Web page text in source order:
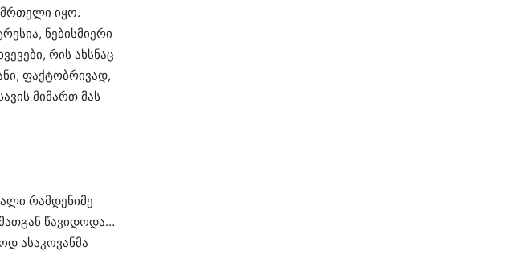
იყო.
ნებისმიერი
რის ახსნაც
ფაქტობრივად,
მიმართ მას
რამდენიმე
წავიდოდა…
ასაკოვანმა